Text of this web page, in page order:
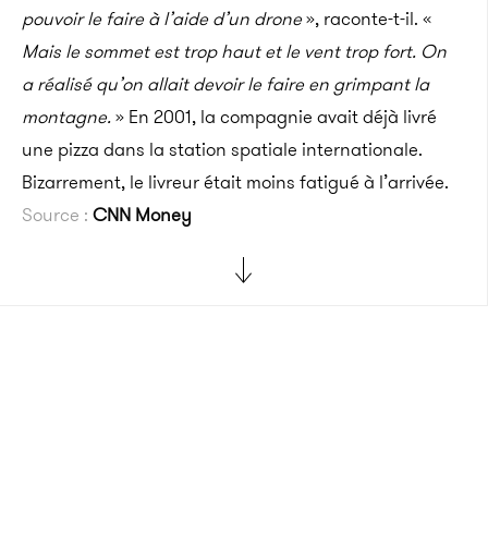
pouvoir le faire à l’aide d’un drone», raconte-t-il. «
Mais le sommet est trop haut et le vent trop fort. On
a réalisé qu’on allait devoir le faire en grimpant la
montagne.» En 2001, la compagnie avait déjà livré
une pizza dans la station spatiale internationale.
Bizarrement, le livreur était moins fatigué à l’arrivée.
Source : CNN Money